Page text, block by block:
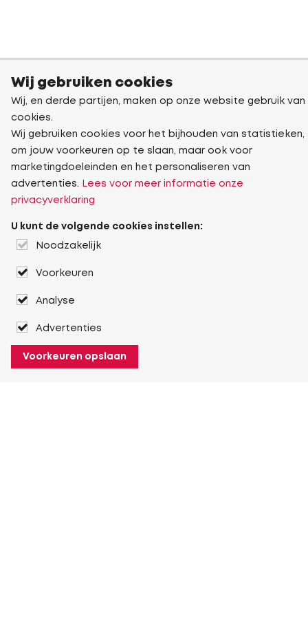
Wij gebruiken cookies
Wij, en derde partijen, maken op onze website gebruik van
cookies.
Wij gebruiken cookies voor het bijhouden van statistieken,
om jouw voorkeuren op te slaan, maar ook voor
marketingdoeleinden en het personaliseren van
advertenties.
Lees voor meer informatie onze
privacyverklaring
U kunt de volgende cookies instellen:
Noodzakelijk
Voorkeuren
Analyse
Advertenties
Voorkeuren opslaan